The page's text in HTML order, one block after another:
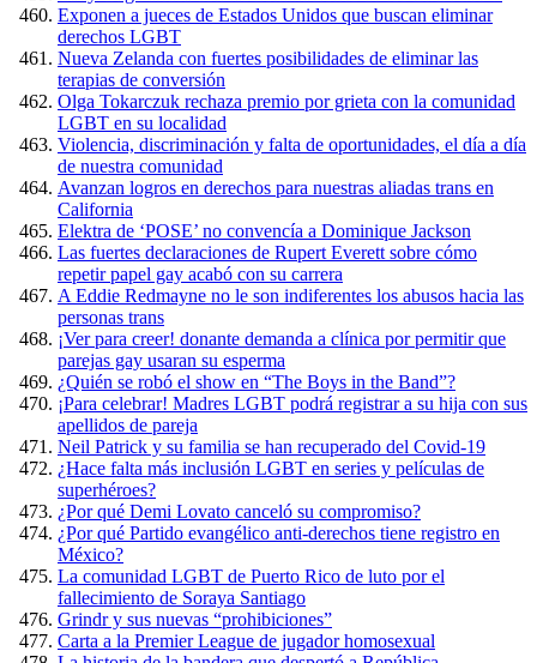
Exponen a jueces de Estados Unidos que buscan eliminar
derechos LGBT
Nueva Zelanda con fuertes posibilidades de eliminar las
terapias de conversión
Olga Tokarczuk rechaza premio por grieta con la comunidad
LGBT en su localidad
Violencia, discriminación y falta de oportunidades, el día a día
de nuestra comunidad
Avanzan logros en derechos para nuestras aliadas trans en
California
Elektra de ‘POSE’ no convencía a Dominique Jackson
Las fuertes declaraciones de Rupert Everett sobre cómo
repetir papel gay acabó con su carrera
A Eddie Redmayne no le son indiferentes los abusos hacia las
personas trans
¡Ver para creer! donante demanda a clínica por permitir que
parejas gay usaran su esperma
¿Quién se robó el show en “The Boys in the Band”?
¡Para celebrar! Madres LGBT podrá registrar a su hija con sus
apellidos de pareja
Neil Patrick y su familia se han recuperado del Covid-19
¿Hace falta más inclusión LGBT en series y películas de
superhéroes?
¿Por qué Demi Lovato canceló su compromiso?
¿Por qué Partido evangélico anti-derechos tiene registro en
México?
La comunidad LGBT de Puerto Rico de luto por el
fallecimiento de Soraya Santiago
Grindr y sus nuevas “prohibiciones”
Carta a la Premier League de jugador homosexual